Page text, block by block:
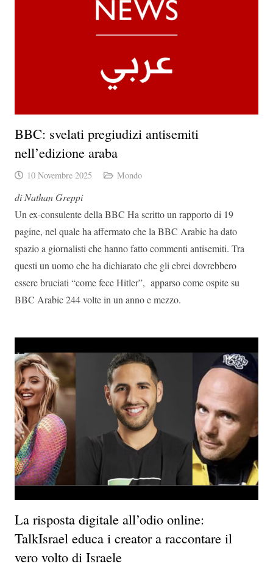
BBC: svelati pregiudizi antisemiti
nell’edizione araba
10 Novembre 2025 Mondo
di Nathan Greppi
Un ex-consulente della BBC Ha scritto un rapporto di 19
pagine, nel quale ha affermato che la BBC Arabic ha dato
spazio a giornalisti che hanno fatto commenti antisemiti. Tra
questi un uomo che ha dichiarato che gli ebrei dovrebbero
essere bruciati “come fece Hitler”, apparso come ospite su
BBC Arabic 244 volte in un anno e mezzo.
La risposta digitale all’odio online:
TalkIsrael educa i creator a raccontare il
vero volto di Israele